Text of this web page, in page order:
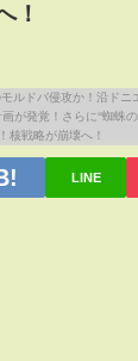
！
LINE